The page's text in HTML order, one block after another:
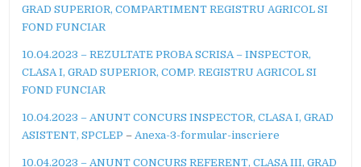
GRAD SUPERIOR, COMPARTIMENT REGISTRU AGRICOL SI
FOND FUNCIAR
10.04.2023 – REZULTATE PROBA SCRISA – INSPECTOR,
CLASA I, GRAD SUPERIOR, COMP. REGISTRU AGRICOL SI
FOND FUNCIAR
10.04.2023 – ANUNT CONCURS INSPECTOR, CLASA I, GRAD
ASISTENT, SPCLEP –Anexa-3-formular-inscriere
10.04.2023 – ANUNT CONCURS REFERENT, CLASA III, GRAD